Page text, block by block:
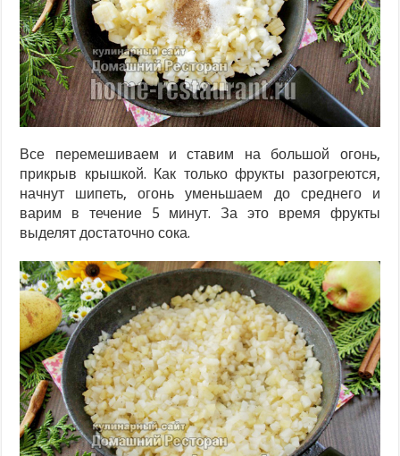
Все перемешиваем и ставим на большой огонь,
прикрыв крышкой. Как только фрукты разогреются,
начнут шипеть, огонь уменьшаем до среднего и
варим в течение 5 минут. За это время фрукты
выделят достаточно сока.